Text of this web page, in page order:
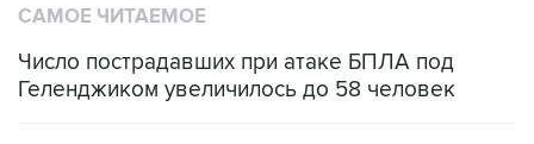
САМОЕ ЧИТАЕМОЕ
Число пострадавших при атаке БПЛА под
Геленджиком увеличилось до 58 человек